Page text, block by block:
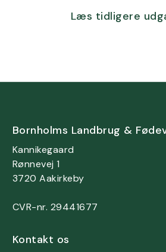
Læs tidligere
Bornholms Landbrug &
Kannikegaard
Rønnevej 1
3720 Aakirkeby
CVR-nr. 29441677
Kontakt os